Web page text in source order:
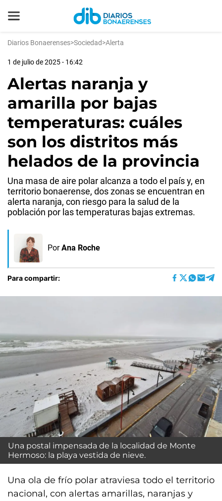
Diarios Bonaerenses>Sociedad>Alerta
1 de julio de 2025 - 16:42
Alertas naranja y
amarilla por bajas
temperaturas: cuáles
son los distritos más
helados de la provincia
Una masa de aire polar alcanza a todo el país y, en
territorio bonaerense, dos zonas se encuentran en
alerta naranja, con riesgo para la salud de la
población por las temperaturas bajas extremas.
Por Ana Roche
Para compartir:
Una postal impensada de la localidad de Monte
Hermoso: la playa vestida de nieve.
Una ola de frío polar atraviesa todo el territorio
nacional, con alertas amarillas, naranjas y